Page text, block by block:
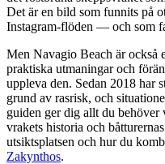
Det är en bild som funnits på
Instagram-flöden — och som
Men Navagio Beach är också
praktiska utmaningar och
uppleva den. Sedan 2018 har
grund av rasrisk, och
guiden ger dig allt du
vrakets historia och
utsiktsplatsen och hur du
Zakynthos.